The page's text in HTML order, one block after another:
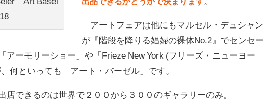
アートフェアは他にもマルセル・デュシャン
が『階段を降りる娼婦の裸体No.2』でセンセー
アーモリーショー」や「Frieze New York (フリーズ・ニューヨー
何といっても「アート・バーゼル」です。
できるのは世界で２００から３００のギャラリーのみ。